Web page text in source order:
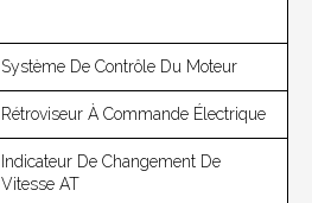
Système De Contrôle Du Moteur
Rétroviseur À Commande Électrique
Indicateur De Changement De
Vitesse AT